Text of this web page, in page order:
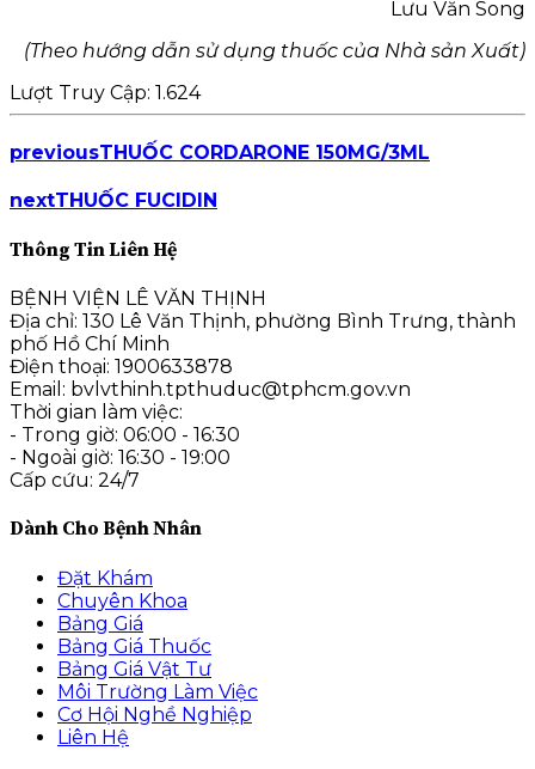
Lưu Văn Song
(Theo hướng dẫn sử dụng thuốc của Nhà sản Xuất)
Lượt Truy Cập: 1.624
previousTHUỐC CORDARONE 150MG/3ML
nextTHUỐC FUCIDIN
Thông Tin Liên Hệ
BỆNH VIỆN LÊ VĂN THỊNH
Địa chỉ: 130 Lê Văn Thịnh, phường Bình Trưng, thành
phố Hồ Chí Minh
Điện thoại: 1900633878
Email: bvlvthinh.tpthuduc@tphcm.gov.vn
Thời gian làm việc:
- Trong giờ: 06:00 - 16:30
- Ngoài giờ: 16:30 - 19:00
Cấp cứu: 24/7
Dành Cho Bệnh Nhân
Đặt Khám
Chuyên Khoa
Bảng Giá
Bảng Giá Thuốc
Bảng Giá Vật Tư
Môi Trường Làm Việc
Cơ Hội Nghề Nghiệp
Liên Hệ